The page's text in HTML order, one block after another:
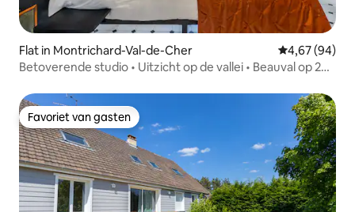
Flat in Montrichard-Val-de-Cher Gemiddelde
4,67 (94)
Betoverende studio • Uitzicht op de vallei • Beauval op 20
Favoriet van gasten
Favoriet van gasten